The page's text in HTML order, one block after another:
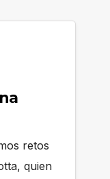
retos
quien